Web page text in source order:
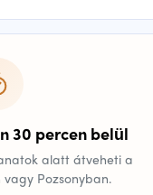
30 percen belül
alatt átveheti a
Pozsonyban.